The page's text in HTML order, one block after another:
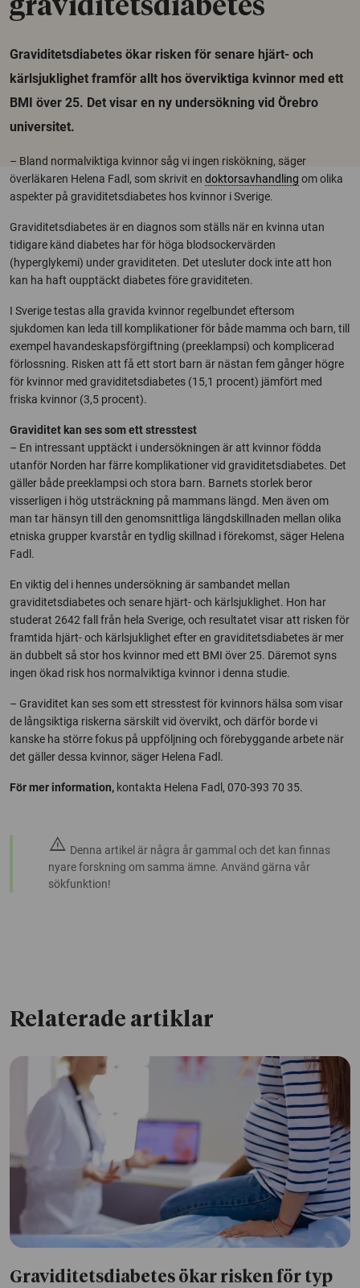
graviditetsdiabetes
Graviditetsdiabetes ökar risken för senare hjärt- och
kärlsjuklighet framför allt hos överviktiga kvinnor med ett
BMI över 25. Det visar en ny undersökning vid Örebro
universitet.
– Bland normalviktiga kvinnor såg vi ingen riskökning, säger
överläkaren Helena Fadl, som skrivit en doktorsavhandling om olika
aspekter på graviditetsdiabetes hos kvinnor i Sverige.
Graviditetsdiabetes är en diagnos som ställs när en kvinna utan
tidigare känd diabetes har för höga blodsockervärden
(hyperglykemi) under graviditeten. Det utesluter dock inte att hon
kan ha haft oupptäckt diabetes före graviditeten.
I Sverige testas alla gravida kvinnor regelbundet eftersom
sjukdomen kan leda till komplikationer för både mamma och barn, till
exempel havandeskapsförgiftning (preeklampsi) och komplicerad
förlossning. Risken att få ett stort barn är nästan fem gånger högre
för kvinnor med graviditetsdiabetes (15,1 procent) jämfört med
friska kvinnor (3,5 procent).
Graviditet kan ses som ett stresstest
– En intressant upptäckt i undersökningen är att kvinnor födda
utanför Norden har färre komplikationer vid graviditetsdiabetes. Det
gäller både preeklampsi och stora barn. Barnets storlek beror
visserligen i hög utsträckning på mammans längd. Men även om
man tar hänsyn till den genomsnittliga längdskillnaden mellan olika
etniska grupper kvarstår en tydlig skillnad i förekomst, säger Helena
Fadl.
En viktig del i hennes undersökning är sambandet mellan
graviditetsdiabetes och senare hjärt- och kärlsjuklighet. Hon har
studerat 2642 fall från hela Sverige, och resultatet visar att risken för
framtida hjärt- och kärlsjuklighet efter en graviditetsdiabetes är mer
än dubbelt så stor hos kvinnor med ett BMI över 25. Däremot syns
ingen ökad risk hos normalviktiga kvinnor i denna studie.
– Graviditet kan ses som ett stresstest för kvinnors hälsa som visar
de långsiktiga riskerna särskilt vid övervikt, och därför borde vi
kanske ha större fokus på uppföljning och förebyggande arbete när
det gäller dessa kvinnor, säger Helena Fadl.
För mer information, kontakta Helena Fadl, 070-393 70 35.
warning Denna artikel är några år gammal och det kan finnas
nyare forskning om samma ämne. Använd gärna vår
sökfunktion!
Relaterade artiklar
Graviditetsdiabetes ökar risken för typ